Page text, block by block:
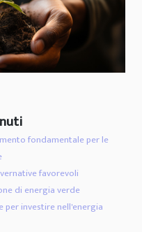
fondamentale per le
favorevoli
di energia verde
per investire nell'energia